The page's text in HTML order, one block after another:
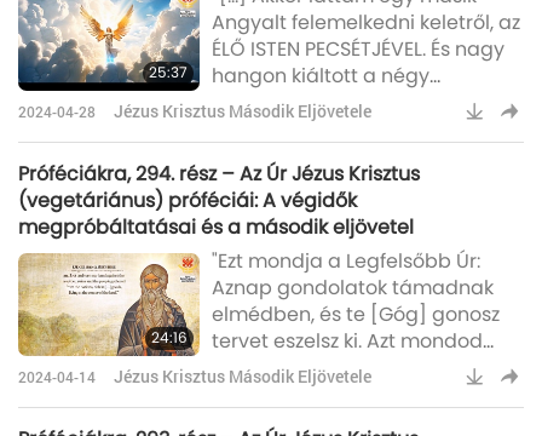
KIRÁLYOK KIRÁLYA ÉS URAK URA."
25:37
Angyalt felemelkedni keletről, az
ÉLŐ ISTEN PECSÉTJÉVEL. És nagy
hangon kiáltott a négy
angyalnak, akiknek megadatott,
hogy ártsanak a földnek és a
tengernek, mondván, ’Ne
ártsatok a földnek, a tengernek,
vagy a fáknak, amíg pecséttel
meg nem jelöltük Istenünk
szolgáit a homlokukon’. És
hallottam a számát azoknak,
akik meg lettek pecsételve.”
2024-04-28 Jézus Krisztus Második Eljövetele
Próféciákra, 294. rész – Az Úr Jézus Krisztus
(vegetáriánus) próféciái: A végidők
megpróbáltatásai és a második eljövetel
24:16
"Ezt mondja a Legfelsőbb Úr:
Aznap gondolatok támadnak
elmédben, és te [Góg] gonosz
tervet eszelsz ki. Azt mondod
majd: ‘Megtámadom a falakkal
nem rendelkező falvak országát;
megtámadok egy békés és
2024-04-14 Jézus Krisztus Második Eljövetele